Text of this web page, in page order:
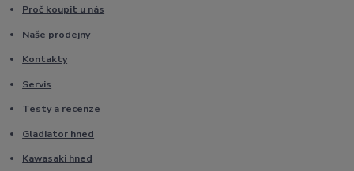
Proč koupit u nás
Naše prodejny
Kontakty
Servis
Testy a recenze
Gladiator hned
Kawasaki hned